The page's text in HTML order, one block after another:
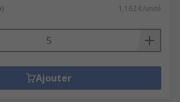
1,162 €/unité
Ajouter